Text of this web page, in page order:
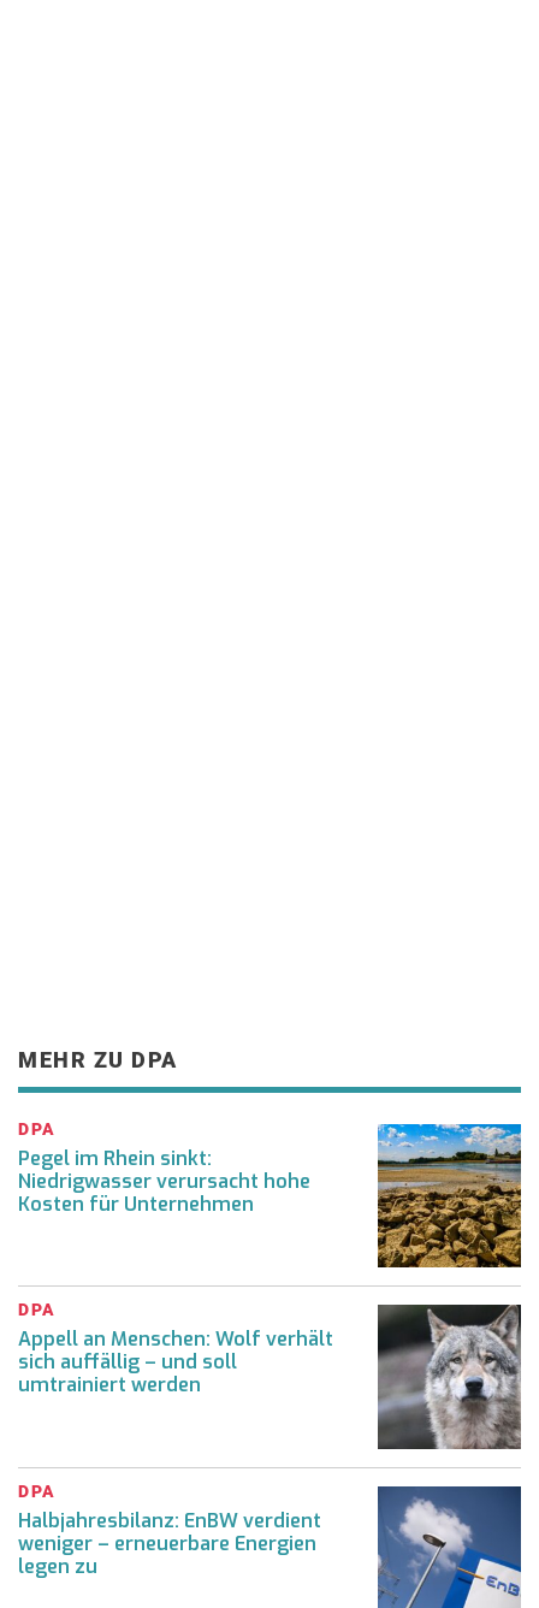
MEHR ZU DPA
DPA
Pegel im Rhein sinkt:
Niedrigwasser verursacht hohe
Kosten für Unternehmen
DPA
Appell an Menschen: Wolf verhält
sich auffällig – und soll
umtrainiert werden
DPA
Halbjahresbilanz: EnBW verdient
weniger – erneuerbare Energien
legen zu